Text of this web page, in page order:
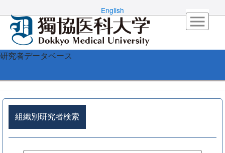
English
研究者データベース
組織別研究者検索